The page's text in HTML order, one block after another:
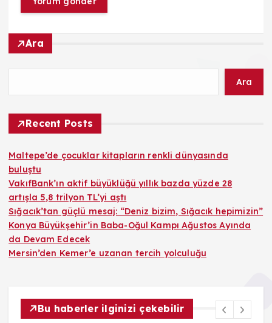
Ara
Ara
Recent Posts
Maltepe’de çocuklar kitapların renkli dünyasında
buluştu
VakıfBank’ın aktif büyüklüğü yıllık bazda yüzde 28
artışla 5,8 trilyon TL’yi aştı
Sığacık’tan güçlü mesaj: “Deniz bizim, Sığacık hepimizin”
Konya Büyükşehir’in Baba-Oğul Kampı Ağustos Ayında
da Devam Edecek
Mersin’den Kemer’e uzanan tercih yolculuğu
Bu haberler ilginizi çekebilir